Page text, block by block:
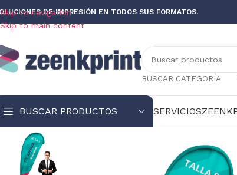
Skip to navigation
Skip to main content
DE IMPRESIÓN EN TODOS SUS FORMATOS.
BUSCAR CATEGORÍA
BUSCAR PRODUCTOS SERVICIOS